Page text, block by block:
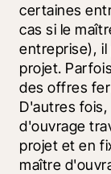
certaines
cas si le
entreprise), il
projet.
des offres
D'autres
d'ouvrage
projet et en
maître